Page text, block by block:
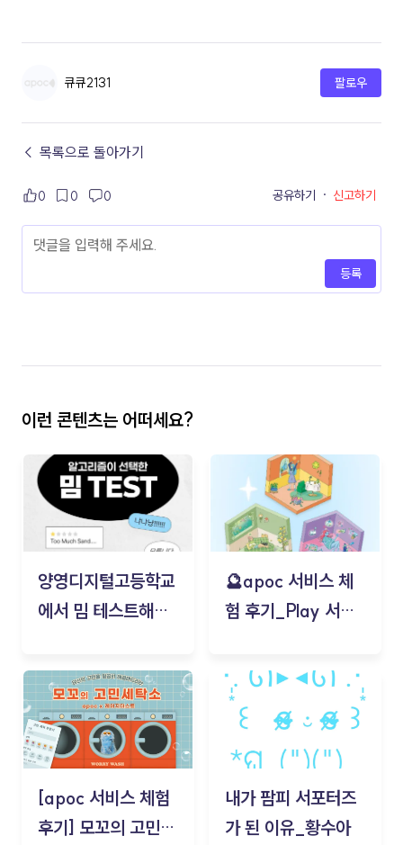
큐큐2131 팔로우
← 목록으로 돌아가기
0 0 0 공유하기 · 신고하기
등록
이런 콘텐츠는 어떠세요?
양영디지털고등학교
에서 밈 테스트해보
🔮apoc 서비스 체
험 후기_Play 서비
김태현
[apoc 서비스 체험
후기] 모꼬의 고민세
내가 팜피 서포터즈
가 된 이유_황수아